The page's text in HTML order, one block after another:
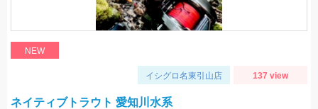
NEW
イシグロ名東引山店 137 view
ネイティブトラウト 愛知川水系